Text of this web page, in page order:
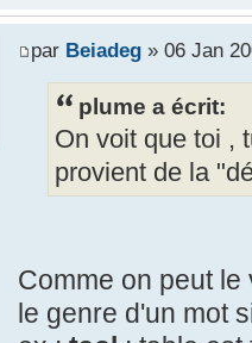
par Beiadeg» 06 Jan
plume a écrit:
On voit que toi ,
provient de la
Comme on peut
le genre d'un mot